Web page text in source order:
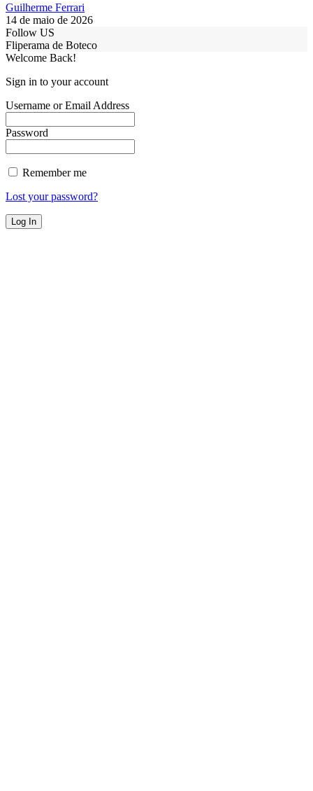
Guilherme Ferrari
14 de maio de 2026
Follow US
Fliperama de Boteco
Welcome Back!
Sign in to your account
Username or Email Address
Password
Remember me
Lost your password?